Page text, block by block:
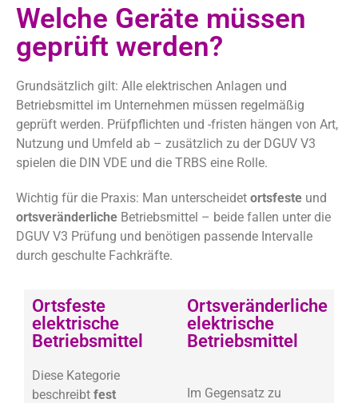
Welche Geräte müssen
geprüft werden?
Grundsätzlich gilt: Alle elektrischen Anlagen und
Betriebsmittel im Unternehmen müssen regelmäßig
geprüft werden. Prüfpflichten und -fristen hängen von Art,
Nutzung und Umfeld ab – zusätzlich zu der DGUV V3
spielen die DIN VDE und die TRBS eine Rolle.
Wichtig für die Praxis: Man unterscheidet ortsfeste und
ortsveränderliche Betriebsmittel – beide fallen unter die
DGUV V3 Prüfung und benötigen passende Intervalle
durch geschulte Fachkräfte.
Ortsfeste
elektrische
Betriebsmittel
Diese Kategorie
beschreibt fest
Ortsveränderliche
elektrische
Betriebsmittel
Im Gegensatz zu